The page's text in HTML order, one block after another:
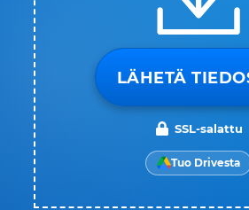
LÄHETÄ
SSL-salattu
Tuo Drivesta